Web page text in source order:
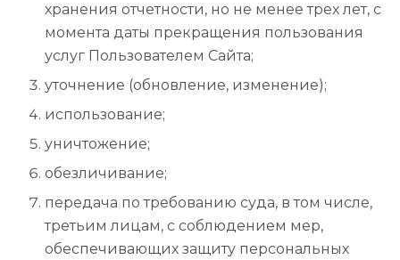
хранения отчетности, но не менее трех лет, с
момента даты прекращения пользования
услуг Пользователем Сайта;
уточнение (обновление, изменение);
использование;
уничтожение;
обезличивание;
передача по требованию суда, в том числе,
третьим лицам, с соблюдением мер,
обеспечивающих защиту персональных